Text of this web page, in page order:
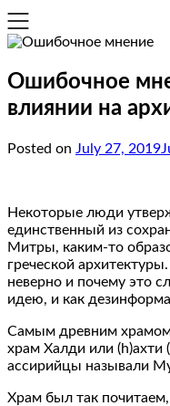
Ошибочное
влиянии на
Posted on July 27, 2019
Некоторые люди
единственный из
Митры, каким-то
греческой
неверно и почему это
идею, и как
Самым древним храмом
храм Халди или
ассирийцы называли
Храм был так